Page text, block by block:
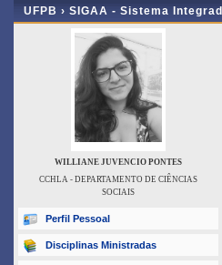
UFPB › SIGAA - Sistema
WILLIANE JUVENCIO PONTES
CCHLA - DEPARTAMENTO DE CIÊNCIAS
SOCIAIS
Perfil Pessoal
Disciplinas Ministradas